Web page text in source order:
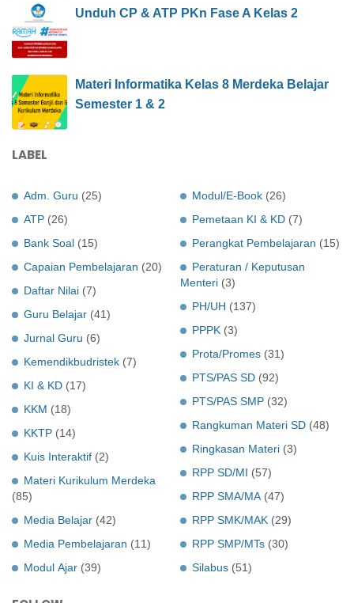
Unduh CP & ATP PKn Fase A Kelas 2
Materi Informatika Kelas 8 Merdeka Belajar
Semester 1 & 2
LABEL
Adm. Guru (25)
ATP (26)
Bank Soal (15)
Capaian Pembelajaran (20)
Daftar Nilai (7)
Guru Belajar (41)
Jurnal Guru (6)
Kemendikbudristek (7)
KI & KD (17)
KKM (18)
KKTP (14)
Kuis Interaktif (2)
Materi Kurikulum Merdeka
(85)
Media Belajar (42)
Media Pembelajaran (11)
Modul Ajar (39)
Modul/E-Book (26)
Pemetaan KI & KD (7)
Perangkat Pembelajaran (15)
Peraturan / Keputusan
Menteri (3)
PH/UH (137)
PPPK (3)
Prota/Promes (31)
PTS/PAS SD (92)
PTS/PAS SMP (32)
Rangkuman Materi SD (48)
Ringkasan Materi (3)
RPP SD/MI (57)
RPP SMA/MA (47)
RPP SMK/MAK (29)
RPP SMP/MTs (30)
Silabus (51)